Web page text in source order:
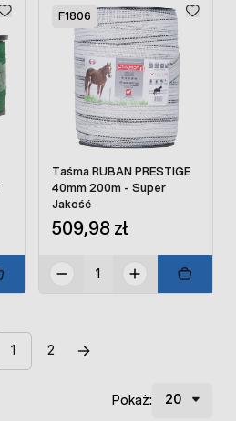
F1806
Taśma RUBAN PRESTIGE
40mm 200m - Super
Jakość
509,98 zł
1 2
Pokaż: